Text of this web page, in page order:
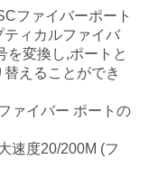
ファイバーポート
ィカルファイバ
を変換し,ポートと
えることができ
ァイバー ポートの
速度20/200M (フ